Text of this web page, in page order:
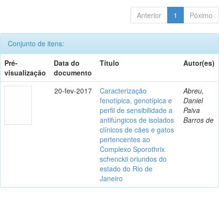
Anterior 1 Póximo
Conjunto de itens:
Pré-
visualização
Data do
documento
Título Autor(es)
20-fev-2017
Caracterização
fenotípica, genotípica e
perfil de sensibilidade a
antifúngicos de isolados
clínicos de cães e gatos
pertencentes ao
Complexo Sporothrix
schenckii oriundos do
estado do Rio de
Janeiro
Abreu,
Daniel
Paiva
Barros de